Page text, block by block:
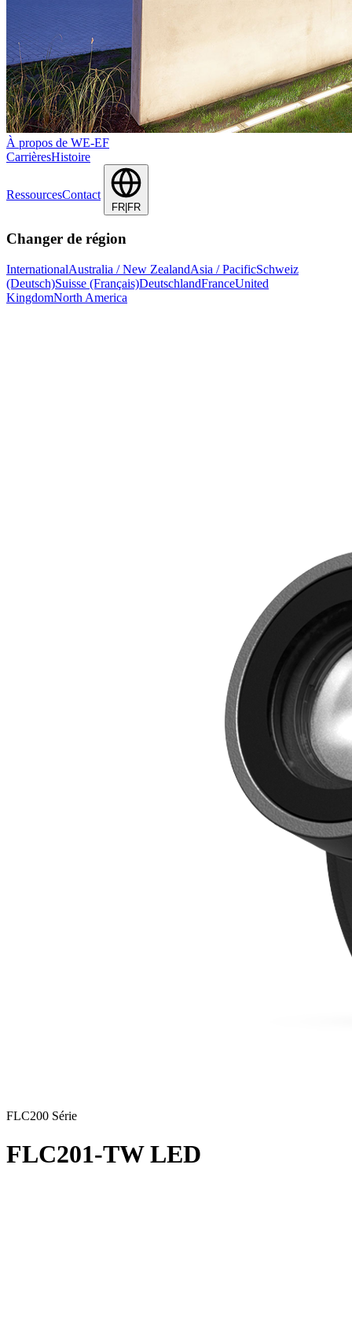
À propos de WE-EF
CarrièresHistoire
RessourcesContact
FR|FR
Changer de région
InternationalAustralia / New ZealandAsia / PacificSchweiz
(Deutsch)Suisse (Français)DeutschlandFranceUnited
KingdomNorth America
FLC200 Série
FLC201-TW LED